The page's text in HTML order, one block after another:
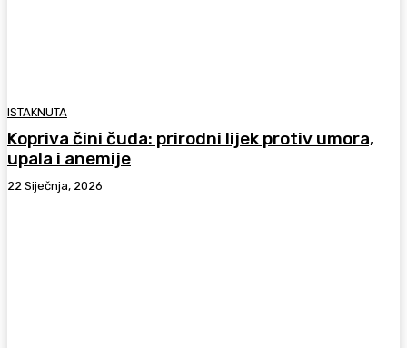
ISTAKNUTA
Kopriva čini čuda: prirodni lijek protiv umora,
upala i anemije
22 Siječnja, 2026